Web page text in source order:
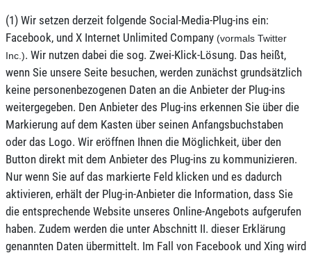
(1) Wir setzen derzeit folgende Social-Media-Plug-ins ein:
Facebook, und X Internet Unlimited Company (vormals Twitter
Inc.). Wir nutzen dabei die sog. Zwei-Klick-Lösung. Das heißt,
wenn Sie unsere Seite besuchen, werden zunächst grundsätzlich
keine personenbezogenen Daten an die Anbieter der Plug-ins
weitergegeben. Den Anbieter des Plug-ins erkennen Sie über die
Markierung auf dem Kasten über seinen Anfangsbuchstaben
oder das Logo. Wir eröffnen Ihnen die Möglichkeit, über den
Button direkt mit dem Anbieter des Plug-ins zu kommunizieren.
Nur wenn Sie auf das markierte Feld klicken und es dadurch
aktivieren, erhält der Plug-in-Anbieter die Information, dass Sie
die entsprechende Website unseres Online-Angebots aufgerufen
haben. Zudem werden die unter Abschnitt II. dieser Erklärung
genannten Daten übermittelt. Im Fall von Facebook und Xing wird